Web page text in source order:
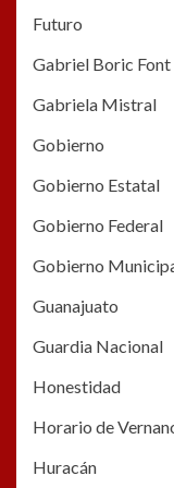
Futuro
Gabriel Boric Font
Gabriela Mistral
Gobierno
Gobierno Estatal
Gobierno Federal
Gobierno
Guanajuato
Guardia Nacional
Honestidad
Horario de
Huracán